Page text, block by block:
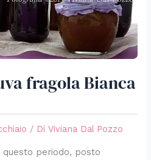
fragola Bianca
/ DiViviana Dal Pozzo
questo periodo, posto